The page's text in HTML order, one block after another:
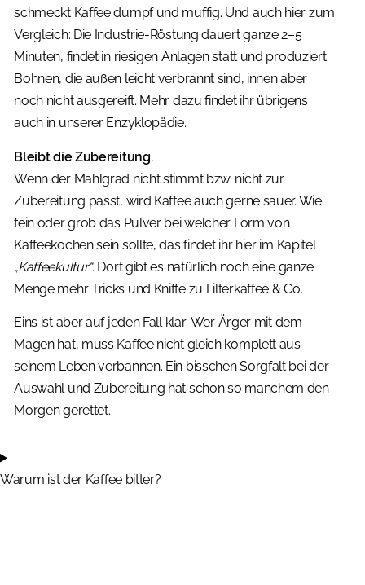
schmeckt Kaffee dumpf und muffig. Und auch hier zum
Vergleich: Die Industrie-Röstung dauert ganze 2–5
Minuten, findet in riesigen Anlagen statt und produziert
Bohnen, die außen leicht verbrannt sind, innen aber
noch nicht ausgereift. Mehr dazu findet ihr übrigens
auch in unserer Enzyklopädie.
Bleibt die Zubereitung.
Wenn der Mahlgrad nicht stimmt bzw. nicht zur
Zubereitung passt, wird Kaffee auch gerne sauer. Wie
fein oder grob das Pulver bei welcher Form von
Kaffeekochen sein sollte, das findet ihr hier im Kapitel
„Kaffeekultur“. Dort gibt es natürlich noch eine ganze
Menge mehr Tricks und Kniffe zu Filterkaffee & Co.
Eins ist aber auf jeden Fall klar: Wer Ärger mit dem
Magen hat, muss Kaffee nicht gleich komplett aus
seinem Leben verbannen. Ein bisschen Sorgfalt bei der
Auswahl und Zubereitung hat schon so manchem den
Morgen gerettet.
Warum ist der Kaffee bitter?